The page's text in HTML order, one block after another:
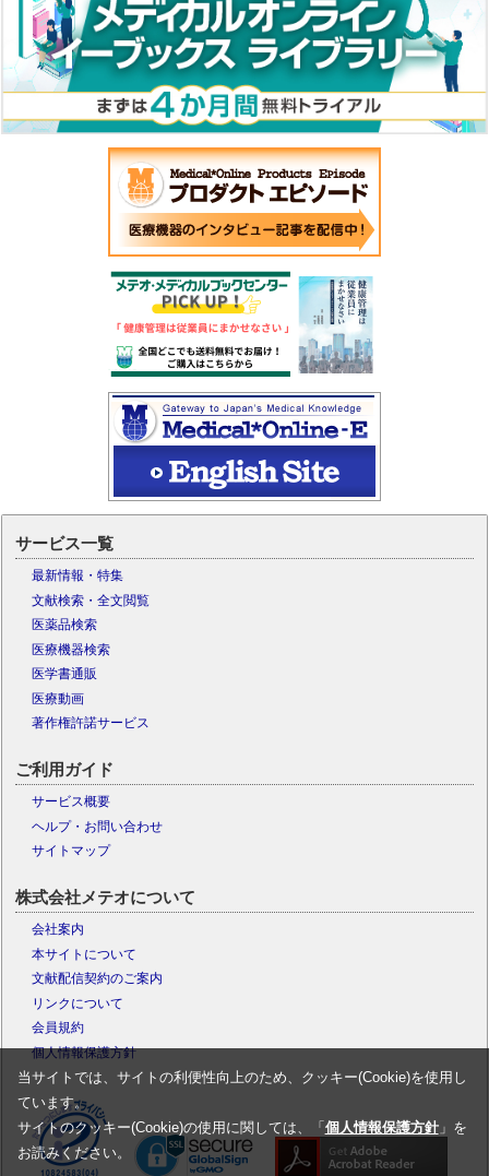
サービス一覧
最新情報・特集
文献検索・全文閲覧
医薬品検索
医療機器検索
医学書通販
医療動画
著作権許諾サービス
ご利用ガイド
サービス概要
ヘルプ・お問い合わせ
サイトマップ
株式会社メテオについて
会社案内
本サイトについて
文献配信契約のご案内
リンクについて
会員規約
個人情報保護方針
当サイトでは、サイトの利便性向上のため、クッキー(Cookie)を使用し
ています。
サイトのクッキー(Cookie)の使用に関しては、「 個人情報保護方針」を
お読みください。